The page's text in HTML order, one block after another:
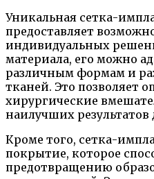
Уникальная сетка-
предоставляет
индивидуальных
материала, его можно
различным формам и
тканей. Это позволяет
хирургические
наилучших
Кроме того, сетка-
покрытие, которое
предотвращению